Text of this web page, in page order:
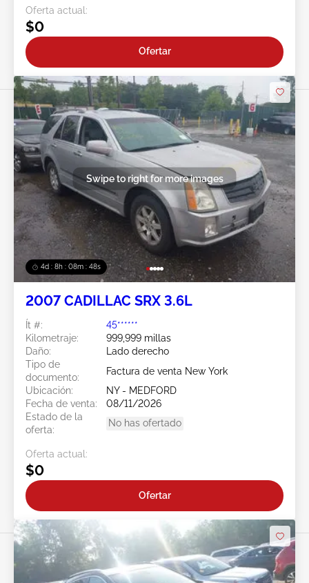
Oferta actual:
$0
Ofertar
4d : 8h : 08m : 45s
Swipe to right for more images
2007 CADILLAC SRX 3.6L
Ít #:
45******
Kilometraje:
999,999 millas
Daño:
Lado derecho
Tipo de
documento:
Factura de venta New York
Ubicación:
NY - MEDFORD
Fecha de venta:
08/11/2026
Estado de la
oferta:
No has ofertado
Oferta actual:
$0
Ofertar